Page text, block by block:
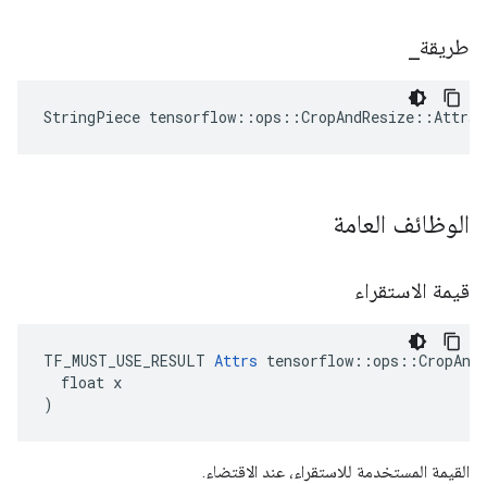
طريقة
StringPiece
الوظائف العامة
قيمة الاستقراء
TF_MUST_USE_RESULT Attrs
  float x
)
القيمة المستخدمة للاستقراء، عند الاقتضاء.